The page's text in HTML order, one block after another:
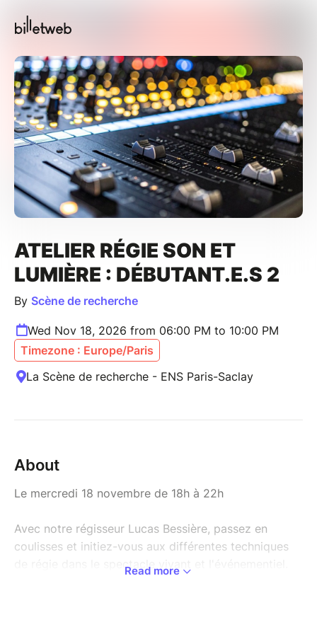
ATELIER RÉGIE SON ET
LUMIÈRE : DÉBUTANT.E.S 2
By Scène de recherche
Wed Nov 18, 2026 from 06:00 PM to 10:00 PM
Timezone : Europe/Paris
La Scène de recherche - ENS Paris-Saclay
About
Le mercredi 18 novembre de 18h à 22h
Avec notre régisseur Lucas Bessière, passez en
coulisses et initiez-vous aux différentes techniques
de régie dans le spectacle vivant et l'événementiel.
Read more